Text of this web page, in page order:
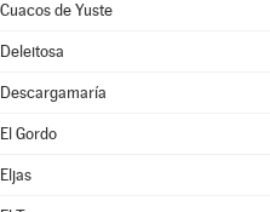
Cuacos de Yuste
Deleitosa
Descargamaría
El Gordo
Eljas